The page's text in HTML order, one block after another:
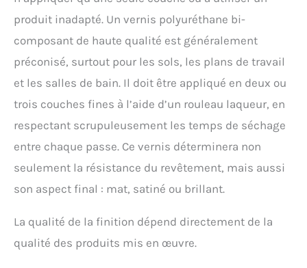
etc. Sécurité renforcée : notre ponceuse orbitale
électrique aléatoire est dotée d'une fonction « arrêt
instantané » qui arrête la rotation lorsque la
poignée est relâchée, offrant ainsi une sécurité
également un connecteur anti-poussière et un
tuyau, permettant une connexion facile à un
poussière. Conception ergonomique : la ponceuse
électrique pour le travail du bois est compacte et
légère, offrant une expérience de ponçage fluide et
sans effort. Sa conception symétrique offre une
la main droite. Les faibles vibrations assurent une
de la main et améliorant le contrôle pendant
l'utilisation.
produit inadapté. Un vernis polyuréthane bi-
composant de haute qualité est généralement
préconisé, surtout pour les sols, les plans de travail
et les salles de bain. Il doit être appliqué en deux ou
trois couches fines à l’aide d’un rouleau laqueur, en
respectant scrupuleusement les temps de séchage
entre chaque passe. Ce vernis déterminera non
seulement la résistance du revêtement, mais aussi
son aspect final : mat, satiné ou brillant.
La qualité de la finition dépend directement de la
qualité des produits mis en œuvre.